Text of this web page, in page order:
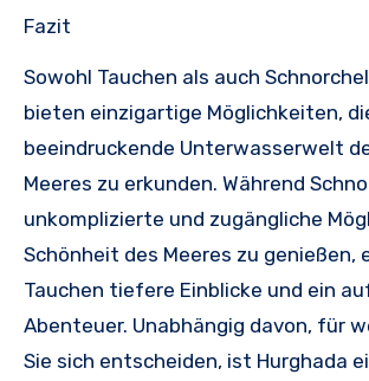
Fazit
Sowohl Tauchen als auch
bieten einzigartige Möglichkeiten,
beeindruckende Unterwasserwelt
Meeres zu erkunden. Während
unkomplizierte und zugängliche
Schönheit des Meeres zu genießen,
Tauchen tiefere Einblicke und ein
Abenteuer. Unabhängig davon, für
Sie sich entscheiden, ist Hurghada